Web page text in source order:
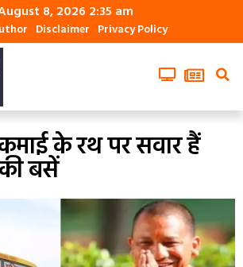
8, 2026 2:35 am
Disclaimer Privacy Policy
के रथ पर सवार हैं
बसें